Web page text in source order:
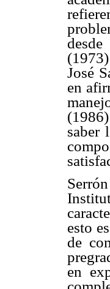
José
en
saber
esto
de
en